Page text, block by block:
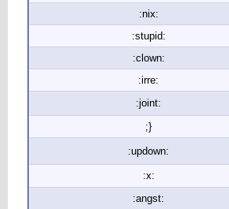
:nix:
:stupid:
:clown:
:irre:
:joint:
;}
:updown:
:x:
:angst: